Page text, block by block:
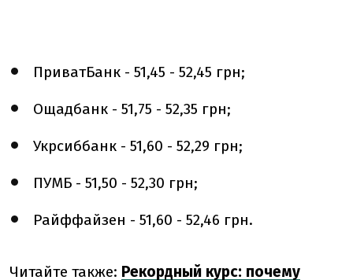
ПриватБанк - 51,45 - 52,45 грн;
Ощадбанк - 51,75 - 52,35 грн;
Укрсиббанк - 51,60 - 52,29 грн;
ПУМБ - 51,50 - 52,30 грн;
Райффайзен - 51,60 - 52,46 грн.
Читайте также: Рекордный курс: почему